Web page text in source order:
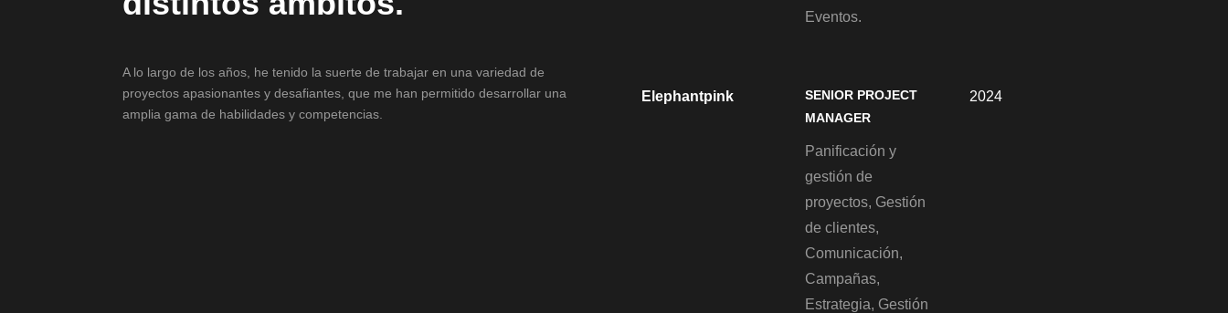
A lo largo de los años, he tenido la suerte de trabajar en una variedad de
proyectos apasionantes y desafiantes, que me han permitido desarrollar una
amplia gama de habilidades y competencias.
Eventos.
Elephantpink
SENIOR PROJECT
MANAGER
Panificación y
gestión de
proyectos, Gestión
de clientes,
Comunicación,
Campañas,
Estrategia, Gestión
2024